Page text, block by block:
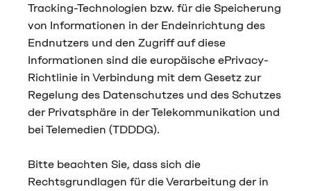
Tracking-Technologien bzw. für die Speicherung
von Informationen in der Endeinrichtung des
Endnutzers und den Zugriff auf diese
Informationen sind die europäische ePrivacy-
Richtlinie in Verbindung mit dem Gesetz zur
Regelung des Datenschutzes und des Schutzes
der Privatsphäre in der Telekommunikation und
bei Telemedien (TDDDG).
Bitte beachten Sie, dass sich die
Rechtsgrundlagen für die Verarbeitung der in